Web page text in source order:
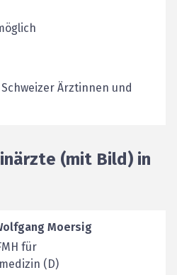
Ärztinnen und
(mit Bild) in
Moersig
für
(D)